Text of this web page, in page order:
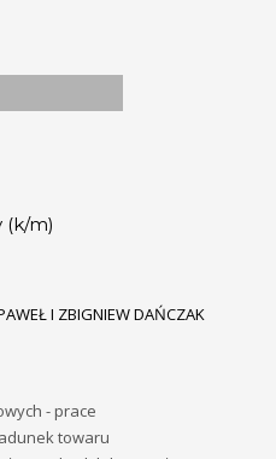
(k/m)
I ZBIGNIEW DAŃCZAK
- prace
towaru